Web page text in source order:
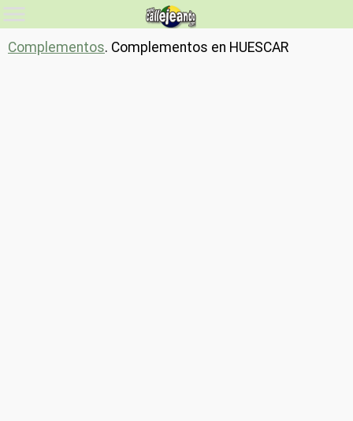
Complementos. Complementos en HUESCAR